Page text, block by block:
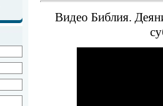
Видео Библия.